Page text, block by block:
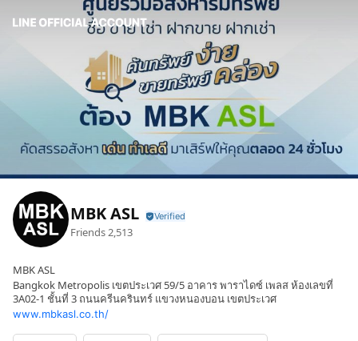
MBK ASL
Friends2,513
MBK ASL
Bangkok Metropolis เขตประเวศ 59/5 อาคาร พาราไดซ์ เพลส ห้องเลขที่
3A02-1 ชั้นที่ 3 ถนนครีนครินทร์ แขวงหนองบอน เขตประเวศ
www.mbkasl.co.th/